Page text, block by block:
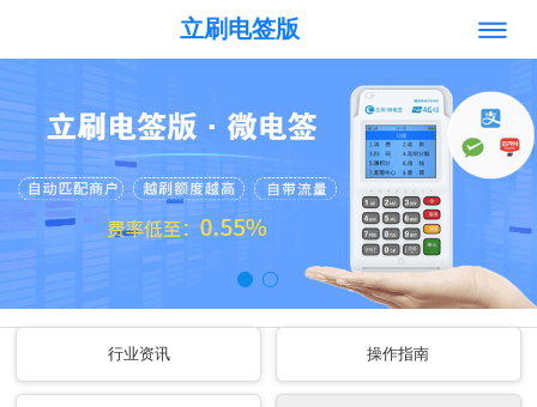
立刷电签版
行业资讯 操作指南